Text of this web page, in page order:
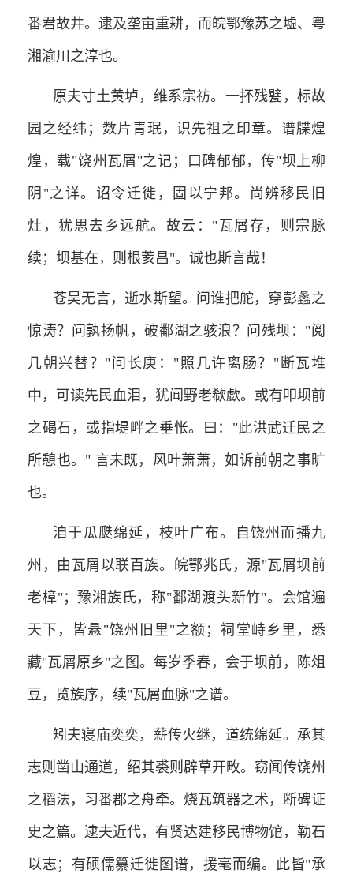
番君故井。逮及垄亩重耕，而皖鄂豫苏之墟、粤
湘渝川之淳也。
原夫寸土黄垆，维系宗祊。一抔残甓，标故
园之经纬；数片青珉，识先祖之印章。谱牒煌
煌，载"饶州瓦屑"之记；口碑郁郁，传"坝上柳
阴"之详。诏令迁徙，固以宁邦。尚辨移民旧
灶，犹思去乡远航。故云："瓦屑存，则宗脉
续；坝基在，则根荄昌"。诚也斯言哉！
苍昊无言，逝水斯望。问谁把舵，穿彭蠡之
惊涛？问孰扬帆，破鄱湖之骇浪？问残坝："阅
几朝兴替？"问长庚："照几许离肠？"断瓦堆
中，可读先民血泪，犹闻野老欷歔。或有叩坝前
之碣石，或指堤畔之垂怅。曰："此洪武迁民之
所憩也。" 言未既，风叶萧萧，如诉前朝之事旷
也。
洎于瓜瓞绵延，枝叶广布。自饶州而播九
州，由瓦屑以联百族。皖鄂兆氏，源"瓦屑坝前
老樟"；豫湘族氏，称"鄱湖渡头新竹"。会馆遍
天下，皆悬"饶州旧里"之额；祠堂峙乡里，悉
藏"瓦屑原乡"之图。每岁季春，会于坝前，陈俎
豆，览族序，续"瓦屑血脉"之谱。
矧夫寝庙奕奕，薪传火继，道统绵延。承其
志则凿山通道，绍其裘则辟草开畋。窃闻传饶州
之稻法，习番郡之舟牵。烧瓦筑器之术，断碑证
史之篇。逮夫近代，有贤达建移民博物馆，勒石
以志；有硕儒纂迁徙图谱，援毫而编。此皆"承